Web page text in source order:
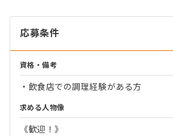
応募条件
資格・備考
・飲食店での調理経験がある方
求める人物像
《歓迎！》